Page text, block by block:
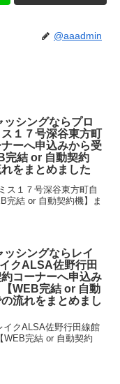
@aaadmin
ッシングならプロ
１７号深谷東方町
ーへ申込みから受
完結 or 自動契約
をまとめました
ス１７号深谷東方町自
完結 or 自動契約機】ま
ッシングならレイ
クALSA佐野行田
コーナーへ申込み
WEB完結 or 自動
流れをまとめまし
イクALSA佐野行田線館
WEB完結 or 自動契約